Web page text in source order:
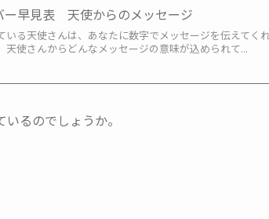
ー早見表 天使からのメッセージ
る天使さんは、あなたに数字でメッセージを伝えてくれ
天使さんからどんなメッセージの意味が込められて...
るのでしょうか。